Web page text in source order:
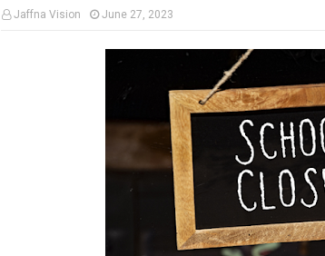
Jaffna Vision June 27, 2023